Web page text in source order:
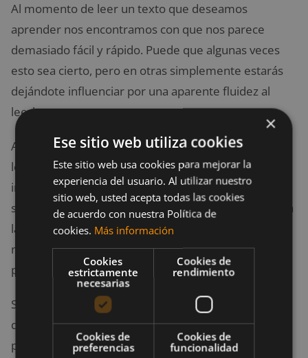
Al momento de leer un texto que deseamos
aprender nos encontramos con que nos parece
demasiado fácil y rápido. Puede que algunas veces
esto sea cierto, pero en otras simplemente estarás
dejándote influenciar por una aparente fluidez al
leerlo.
Aunque esto es algo bueno, claramente este tipo de
lecturas rápidas no serán lo mejor cuando luego
intentes recordar la información. Es posible que
sientas que ha quedado grabada en tu memoria toda
la información. y que ya puedes iniciar con algo
nuevo, pero primero asegura el recuerdo
preguntándote a ti mismo una parte de lo que leías.
Si te cuesta mantener presentes estos datos quiere
decir que lo mejor es que vuelvas a leer el texto y
prestarle un poco más de atención al proceso.
×
Ese sitio web utiliza cookies
Este sitio web usa cookies para mejorar la
experiencia del usuario. Al utilizar nuestro
sitio web, usted acepta todas las cookies
de acuerdo con nuestra Política de
cookies. Más información
Cookies
estrictamente
necesarias
Cookies de
rendimiento
Cookies de
preferencias
Cookies de
funcionalidad